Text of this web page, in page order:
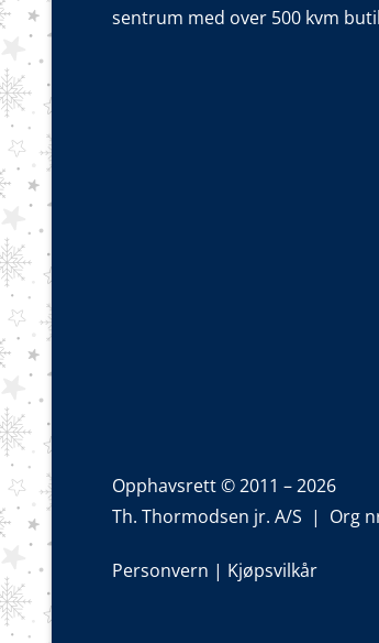
sentrum med over 500 kvm
Opphavsrett © 2011 – 2026
Th. Thormodsen jr. A/S | Org
Personvern | Kjøpsvilkår